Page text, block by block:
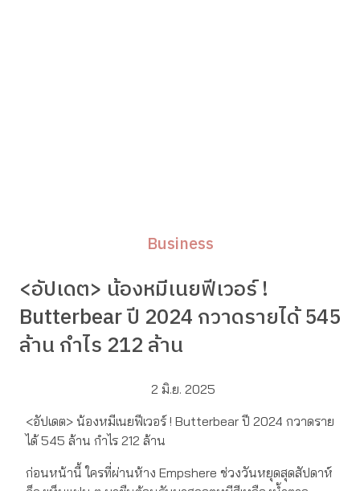
Business
<อัปเดต> น้องหมีเนยฟีเวอร์ !
Butterbear ปี 2024 กวาดรายได้ 545
ล้าน กำไร 212 ล้าน
2 มิ.ย. 2025
<อัปเดต> น้องหมีเนยฟีเวอร์ ! Butterbear ปี 2024 กวาดราย
ได้ 545 ล้าน กำไร 212 ล้าน
ก่อนหน้านี้ ใครที่ผ่านห้าง Empshere ช่วงวันหยุดสุดสัปดาห์